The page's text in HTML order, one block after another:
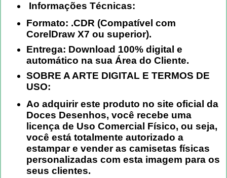
Informações Técnicas:
Formato: .CDR (Compatível com
CorelDraw X7 ou superior).
Entrega: Download 100% digital e
automático na sua Área do Cliente.
SOBRE A ARTE DIGITAL E TERMOS DE
USO:
Ao adquirir este produto no site oficial da
Doces Desenhos, você recebe uma
licença de Uso Comercial Físico, ou seja,
você está totalmente autorizado a
estampar e vender as camisetas físicas
personalizadas com esta imagem para os
seus clientes.